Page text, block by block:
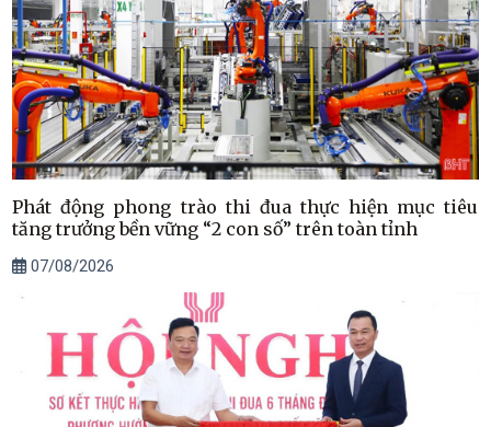
Phát động phong trào thi đua thực hiện mục tiêu
tăng trưởng bền vững “2 con số” trên toàn tỉnh
07/08/2026